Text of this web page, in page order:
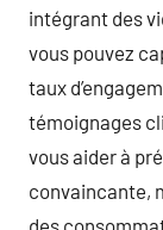
intégrant des
vous pouvez
taux
témoignages
vous aider à
convaincante,
des